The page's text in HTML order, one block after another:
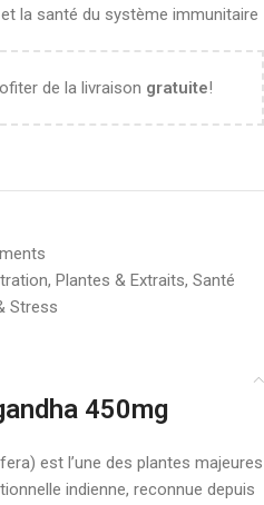
la santé du système immunitaire
de la livraison gratuite!
, Plantes & Extraits, Santé
Stress
450mg
est l’une des plantes majeures
indienne, reconnue depuis